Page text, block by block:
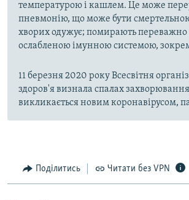
температурою і кашлем. Це може
пневмонію, що може бути
хворих одужує; помирають переважно
ослабленою імунною системою,
11 березня 2020 року Всесвітня
здоров'я визнала спалах
викликається новим коронавірусом,
Поділитись Читати без VPN